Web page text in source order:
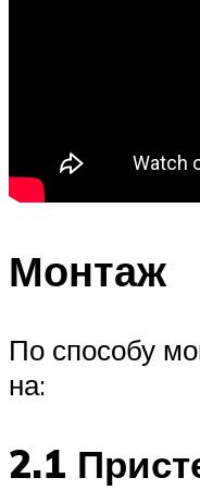
Монтаж
По способу
на:
2.1